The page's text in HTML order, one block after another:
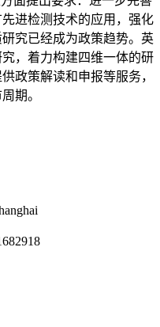
进检测技术的应用，强化
究已经成为政策趋势。英
，着力构建四维一体的研
政策解读和申报等服务，
期。